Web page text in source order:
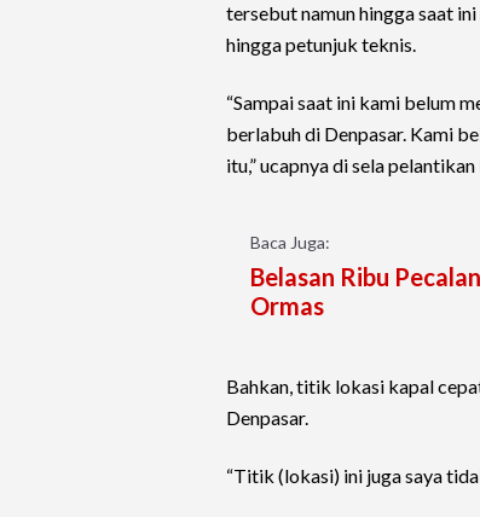
tersebut namun hingga saat
hingga petunjuk teknis.
“Sampai saat ini kami belum
berlabuh di Denpasar. Kami
itu,” ucapnya di sela
Baca Juga:
Belasan Ribu
Ormas
Bahkan, titik lokasi kapal
Denpasar.
“Titik (lokasi) ini juga saya